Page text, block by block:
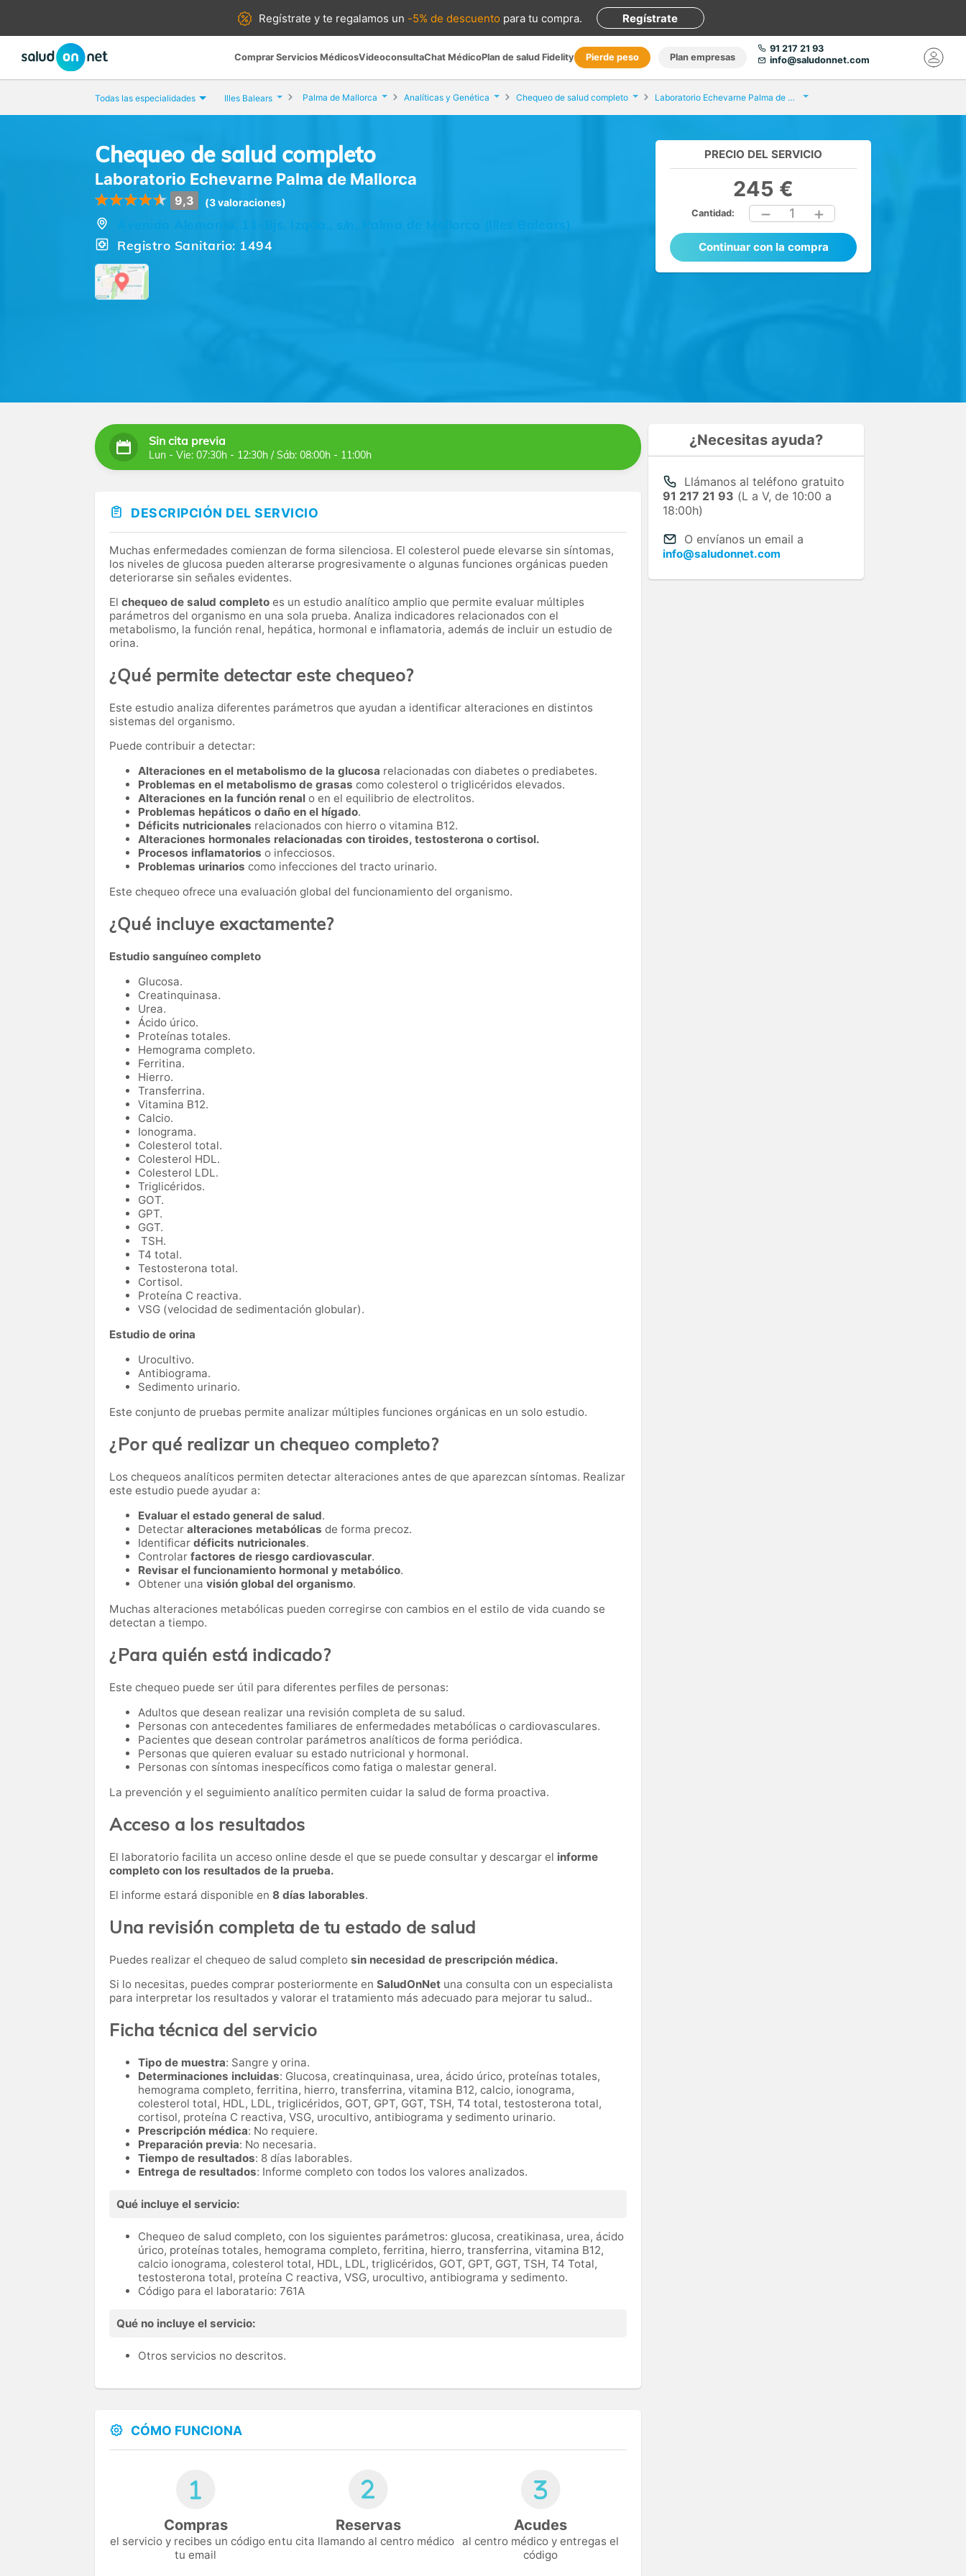
Regístrate yte regalamos un -5% de descuento para tu compra. Regístrate
Comprar Servicios MédicosVideoconsultaChat MédicoPlan de salud Fidelity Pierde peso Plan empresas
91 217 21 93
info@saludonnet.com
Todas las especialidades Illes Balears Palma de Mallorca Analíticas y Genética Chequeo de salud completo Laboratorio Echevarne Palma de Mallorca
Chequeo de salud completo
Laboratorio Echevarne Palma de Mallorca
9,3 (3 valoraciones)
Avenida Alemania, 11-Bjs. Izqda., s/n, Palma de Mallorca (Illes Balears)
Registro Sanitario: 1494
PRECIO DEL SERVICIO
245 €
Cantidad: 1
Continuar con la compra
Sin cita previa
Lun - Vie: 07:30h - 12:30h / Sáb: 08:00h - 11:00h
DESCRIPCIÓN DEL SERVICIO
Muchas enfermedades comienzan de forma silenciosa. El colesterol puede elevarse sin síntomas,
los niveles de glucosa pueden alterarse progresivamente o algunas funciones orgánicas pueden
deteriorarse sin señales evidentes.
El chequeo de salud completo es un estudio analítico amplio que permite evaluar múltiples
parámetros del organismo en una sola prueba. Analiza indicadores relacionados con el
metabolismo, la función renal, hepática, hormonal e inflamatoria, además de incluir un estudio de
orina.
¿Qué permite detectar este chequeo?
Este estudio analiza diferentes parámetros que ayudan a identificar alteraciones en distintos
sistemas del organismo.
Puede contribuir a detectar:
Alteraciones en el metabolismo de la glucosa relacionadas con diabetes o prediabetes.
Problemas en el metabolismo de grasas como colesterol o triglicéridos elevados.
Alteraciones en la función renal o en el equilibrio de electrolitos.
Problemas hepáticos o daño en el hígado.
Déficits nutricionales relacionados con hierro o vitamina B12.
Alteraciones hormonales relacionadas con tiroides, testosterona o cortisol.
Procesos inflamatorios o infecciosos.
Problemas urinarios como infecciones del tracto urinario.
Este chequeo ofrece una evaluación global del funcionamiento del organismo.
¿Qué incluye exactamente?
Estudio sanguíneo completo
Glucosa.
Creatinquinasa.
Urea.
Ácido úrico.
Proteínas totales.
Hemograma completo.
Ferritina.
Hierro.
Transferrina.
Vitamina B12.
Calcio.
Ionograma.
Colesterol total.
Colesterol HDL.
Colesterol LDL.
Triglicéridos.
GOT.
GPT.
GGT.
TSH.
T4 total.
Testosterona total.
Cortisol.
Proteína C reactiva.
VSG (velocidad de sedimentación globular).
Estudio de orina
Urocultivo.
Antibiograma.
Sedimento urinario.
Este conjunto de pruebas permite analizar múltiples funciones orgánicas en un solo estudio.
¿Por qué realizar un chequeo completo?
Los chequeos analíticos permiten detectar alteraciones antes de que aparezcan síntomas. Realizar
este estudio puede ayudar a:
Evaluar el estado general de salud.
Detectar alteraciones metabólicas de forma precoz.
Identificar déficits nutricionales.
Controlar factores de riesgo cardiovascular.
Revisar el funcionamiento hormonal y metabólico.
Obtener una visión global del organismo.
Muchas alteraciones metabólicas pueden corregirse con cambios en el estilo de vida cuando se
detectan a tiempo.
¿Para quién está indicado?
Este chequeo puede ser útil para diferentes perfiles de personas:
Adultos que desean realizar una revisión completa de su salud.
Personas con antecedentes familiares de enfermedades metabólicas o cardiovasculares.
Pacientes que desean controlar parámetros analíticos de forma periódica.
Personas que quieren evaluar su estado nutricional y hormonal.
Personas con síntomas inespecíficos como fatiga o malestar general.
La prevención y el seguimiento analítico permiten cuidar la salud de forma proactiva.
Acceso a los resultados
El laboratorio facilita un acceso online desde el que se puede consultar y descargar el informe
completo con los resultados de la prueba.
El informe estará disponible en 8 días laborables.
Una revisión completa de tu estado de salud
Puedes realizar el chequeo de salud completo sin necesidad de prescripción médica.
Si lo necesitas, puedes comprar posteriormente en SaludOnNet una consulta con un especialista
para interpretar los resultados y valorar el tratamiento más adecuado para mejorar tu salud..
Ficha técnica del servicio
Tipo de muestra: Sangre y orina.
Determinaciones incluidas: Glucosa, creatinquinasa, urea, ácido úrico, proteínas totales,
hemograma completo, ferritina, hierro, transferrina, vitamina B12, calcio, ionograma,
colesterol total, HDL, LDL, triglicéridos, GOT, GPT, GGT, TSH, T4 total, testosterona total,
cortisol, proteína C reactiva, VSG, urocultivo, antibiograma y sedimento urinario.
Prescripción médica: No requiere.
Preparación previa: No necesaria.
Tiempo de resultados: 8 días laborables.
Entrega de resultados: Informe completo con todos los valores analizados.
Qué incluye el servicio:
Chequeo de salud completo, con los siguientes parámetros: glucosa, creatikinasa, urea, ácido
úrico, proteínas totales, hemograma completo, ferritina, hierro, transferrina, vitamina B12,
calcio ionograma, colesterol total, HDL, LDL, triglicéridos, GOT, GPT, GGT, TSH, T4 Total,
testosterona total, proteína C reactiva, VSG, urocultivo, antibiograma y sedimento.
Código para el laboratario: 761A
Qué no incluye el servicio:
Otros servicios no descritos.
CÓMO FUNCIONA
Compras
el servicio y recibes un código en
tu email
Reservas
tu cita llamando al centro médico
Acudes
al centro médico y entregas el
código
¿Necesitas ayuda?
Llámanos al teléfono gratuito
91 217 21 93 (L a V, de 10:00 a
18:00h)
O envíanos un email a
info@saludonnet.com